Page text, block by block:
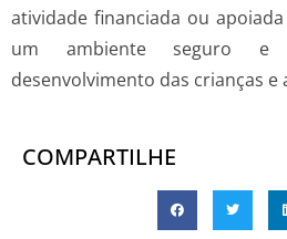
atividade financiada ou
um ambiente seguro e
desenvolvimento das crianças e
COMPARTILHE